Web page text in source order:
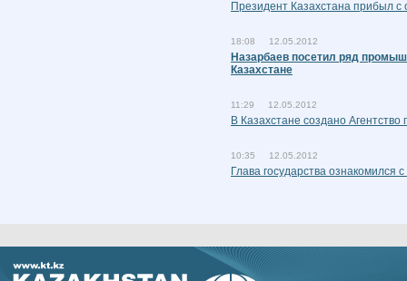
Президент Казахстана прибыл
18:08 12.05.2012
Назарбаев посетил ряд
Казахстане
11:29 12.05.2012
В Казахстане создано Агентство
10:35 12.05.2012
Глава государства ознакомился